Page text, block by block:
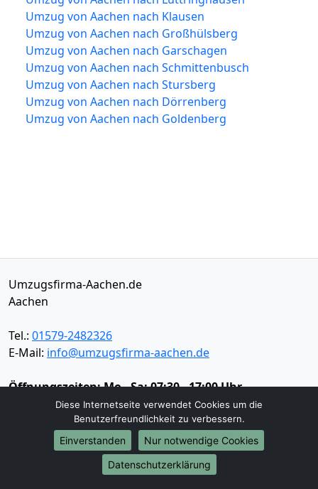
Umzug von Aachen nach Klausen
Umzug von Aachen nach Großhülsberg
Umzug von Aachen nach Garschagen
Umzug von Aachen nach Schmittenbusch
Umzug von Aachen nach Stursberg
Umzug von Aachen nach Dörrenberg
Umzug von Aachen nach Goldenberg
Umzugsfirma-Aachen.de
Aachen
Tel.: 01579-2482326
E-Mail: info@umzugsfirma-aachen.de
Öffnungszeiten:Mo - Sa: 07:30 - 17:00 Uhr
Datenschutz
Diese Internetseite verwendet Cookies um die
Benutzerfreundlichkeit zu verbessern.
Einverstanden
Nur notwendige Cookies
Datenschutzerklärung